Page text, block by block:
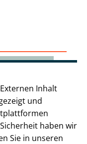
Inhalt
und
haben wir
Sie in unseren